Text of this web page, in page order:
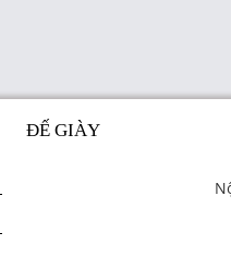
ĐẾ GIÀY